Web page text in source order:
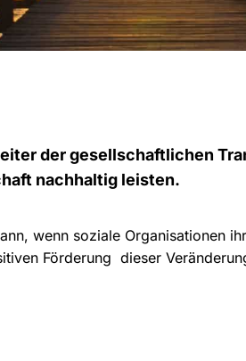
der gesellschaftlichen
nachhaltig leisten.
wenn soziale Organisationen
Förderung dieser